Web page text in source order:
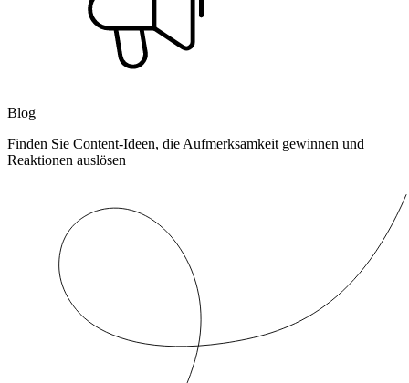
Blog
Finden Sie Content-Ideen, die Aufmerksamkeit gewinnen und
Reaktionen auslösen